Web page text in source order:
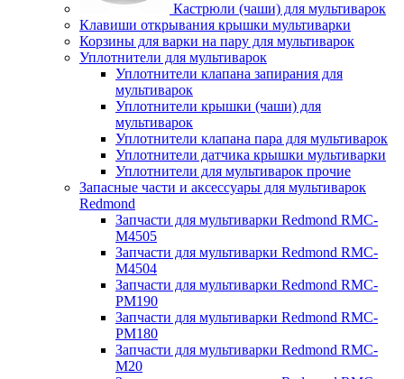
Кастрюли (чаши) для мультиварок
Клавиши открывания крышки мультиварки
Корзины для варки на пару для мультиварок
Уплотнители для мультиварок
Уплотнители клапана запирания для
мультиварок
Уплотнители крышки (чаши) для
мультиварок
Уплотнители клапана пара для мультиварок
Уплотнители датчика крышки мультиварки
Уплотнители для мультиварок прочие
Запасные части и аксессуары для мультиварок
Redmond
Запчасти для мультиварки Redmond RMC-
M4505
Запчасти для мультиварки Redmond RMC-
M4504
Запчасти для мультиварки Redmond RMC-
PM190
Запчасти для мультиварки Redmond RMC-
PM180
Запчасти для мультиварки Redmond RMC-
M20